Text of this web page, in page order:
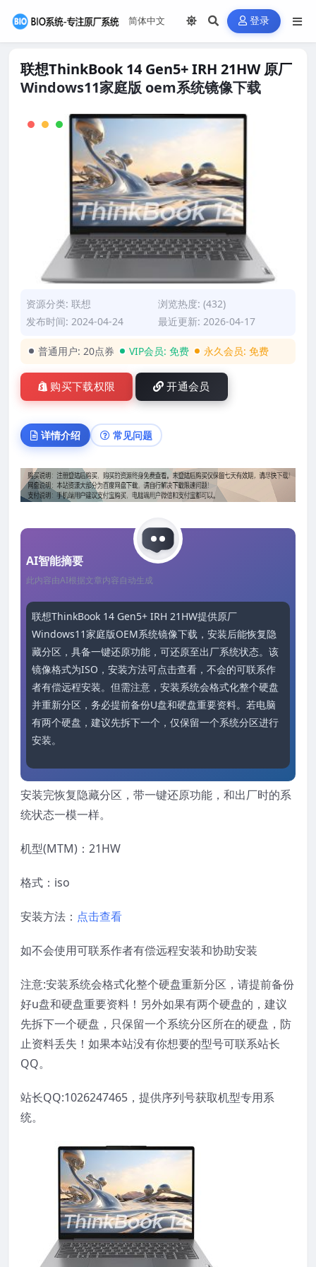
登录
联想ThinkBook 14 Gen5+ IRH 21HW 原厂
Windows11家庭版 oem系统镜像下载
资源分类: 联想
浏览热度: (432)
发布时间: 2024-04-24
最近更新: 2026-04-17
普通用户: 20点券 VIP会员: 免费 永久会员: 免费
购买下载权限 开通会员
详情介绍 常见问题
AI智能摘要
此内容由AI根据文章内容自动生成
联想ThinkBook 14 Gen5+ IRH 21HW提供原厂
Windows11家庭版OEM系统镜像下载，安装后能恢复隐
藏分区，具备一键还原功能，可还原至出厂系统状态。该
镜像格式为ISO，安装方法可点击查看，不会的可联系作
者有偿远程安装。但需注意，安装系统会格式化整个硬盘
并重新分区，务必提前备份U盘和硬盘重要资料。若电脑
有两个硬盘，建议先拆下一个，仅保留一个系统分区进行
安装。
安装完恢复隐藏分区，带一键还原功能，和出厂时的系
统状态一模一样。
机型(MTM)：21HW
格式：iso
安装方法： 点击查看
如不会使用可联系作者有偿远程安装和协助安装
注意:安装系统会格式化整个硬盘重新分区，请提前备份
好u盘和硬盘重要资料！另外如果有两个硬盘的，建议
先拆下一个硬盘，只保留一个系统分区所在的硬盘，防
止资料丢失！如果本站没有你想要的型号可联系站长
QQ。
站长QQ:1026247465，提供序列号获取机型专用系
统。